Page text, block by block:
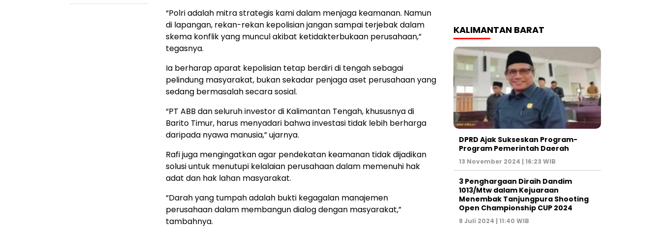
“Polri adalah mitra strategis kami dalam menjaga keamanan. Namun
di lapangan, rekan-rekan kepolisian jangan sampai terjebak dalam
skema konflik yang muncul akibat ketidakterbukaan perusahaan,”
tegasnya.
Ia berharap aparat kepolisian tetap berdiri di tengah sebagai
pelindung masyarakat, bukan sekadar penjaga aset perusahaan yang
sedang bermasalah secara sosial.
“PT ABB dan seluruh investor di Kalimantan Tengah, khususnya di
Barito Timur, harus menyadari bahwa investasi tidak lebih berharga
daripada nyawa manusia,” ujarnya.
Rafi juga mengingatkan agar pendekatan keamanan tidak dijadikan
solusi untuk menutupi kelalaian perusahaan dalam memenuhi hak
adat dan hak lahan masyarakat.
“Darah yang tumpah adalah bukti kegagalan manajemen
perusahaan dalam membangun dialog dengan masyarakat,”
tambahnya.
KALIMANTAN BARAT
DPRD Ajak Sukseskan Program-
Program Pemerintah Daerah
13 November 2024 | 16:23 WIB
3 Penghargaan Diraih Dandim
1013/Mtw dalam Kejuaraan
Menembak Tanjungpura Shooting
Open Championship CUP 2024
8 Juli 2024 | 11:40 WIB